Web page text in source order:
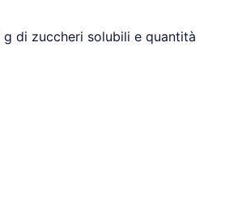
di zuccheri solubili e quantità